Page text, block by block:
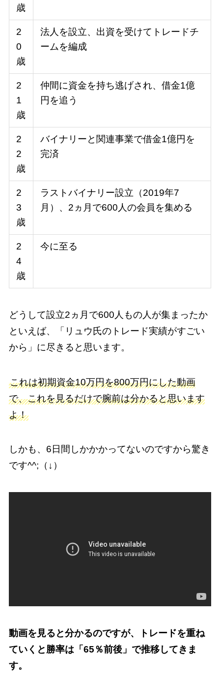
歳
2
0
歳
法人を設立、出資を受けてトレードチ
ームを編成
2
1
歳
仲間に資金を持ち逃げされ、借金1億
円を追う
2
2
歳
バイナリーと関連事業で借金1億円を
完済
2
3
歳
ラストバイナリー設立（2019年7
月）、2ヵ月で600人の会員を集める
2
4
歳
今に至る
どうして設立2ヵ月で600人もの人が集まったか
といえば、「リュウ氏のトレード実績がすごい
から」に尽きると思います。
これは初期資金10万円を800万円にした動画
で、これを見るだけで腕前は分かると思います
よ！
しかも、6日間しかかかってないのですから驚き
です^^;（↓）
動画を見ると分かるのですが、トレードを重ね
ていくと勝率は「65％前後」で推移してきま
す。